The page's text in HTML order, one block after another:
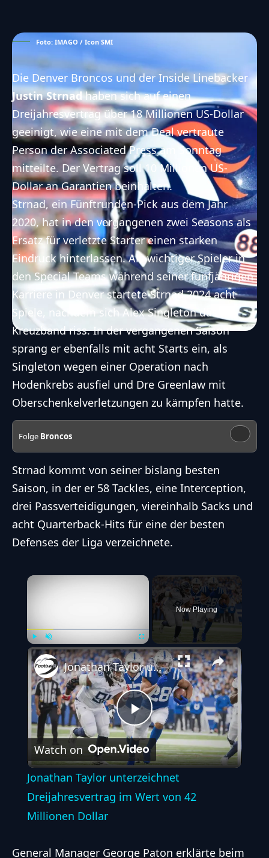
Foto: IMAGO / Icon SMI
Die Denver Broncos und der Inside Linebacker
Justin Strnadhaben sich auf einen
Dreijahresvertrag über 18 Millionen US-Dollar
geeinigt, wie eine mit dem Deal vertraute
Person der Associated Press am Sonntag
mitteilte. Der Vertrag soll 10 Millionen US-
Dollar an Garantien beinhalten.
Strnad, ein Fünftrunden-Pick aus dem Jahr
2020, hat in den vergangenen zwei Seasons als
Ersatz für verletzte Starter einen starken
Eindruck hinterlassen. Als wichtiger Spieler in
den Special Teams während seiner fünfjährigen
Karriere in Denver startete Strnad 2024 acht
Spiele, nachdem sich Alex Singleton das
Kreuzband riss. In der vergangenen Saison
sprang er ebenfalls mit acht Starts ein, als
Singleton wegen einer Operation nach
Hodenkrebs ausfiel und Dre Greenlaw mit
Oberschenkelverletzungen zu kämpfen hatte.
Folge Broncos
Strnad kommt von seiner bislang besten
Saison, in der er 58 Tackles, eine Interception,
drei Passverteidigungen, viereinhalb Sacks und
acht Quarterback-Hits für eine der besten
Defenses der Liga verzeichnete.
×
Play Unmute Fullscreen
Now Playing
Play
Video
Jonathan Taylor unterzeichnet Dreijahresvertrag im Wert von 42 Millionen Dollar
Watch on
Jonathan Taylor unterzeichnet
Dreijahresvertrag im Wert von 42
Millionen Dollar
General Manager George Paton erklärte beim